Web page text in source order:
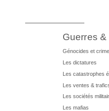
Guerres
Génocides et
Les dictatures
Les catastrophes
Les ventes &
Les sociétés
Les mafias